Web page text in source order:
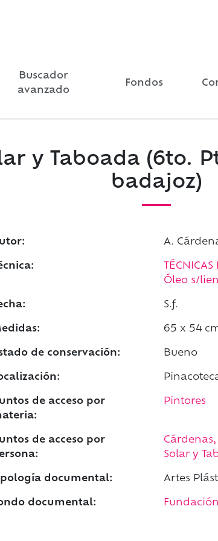
Buscador
avanzado
Fondos
y Taboada (6to.
badajoz)
A.
TÉCNICAS
Óleo s/
S.f.
65 x 54
de conservación: Bueno
de acceso por
Pintores
de acceso por
Cárdenas,
Solar y
documental: Artes
documental: